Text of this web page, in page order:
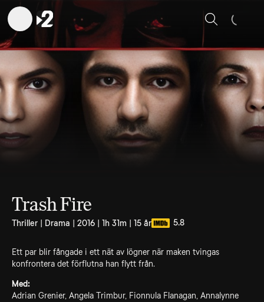
Sök
Trash Fire
Thriller | Drama | 2016 | 1h 31m | 15 år 5.8
Ett par blir fångade i ett nät av lögner när maken tvingas
konfrontera det förflutna han flytt från.
Med:
Adrian Grenier, Angela Trimbur, Fionnula Flanagan, Annalynne